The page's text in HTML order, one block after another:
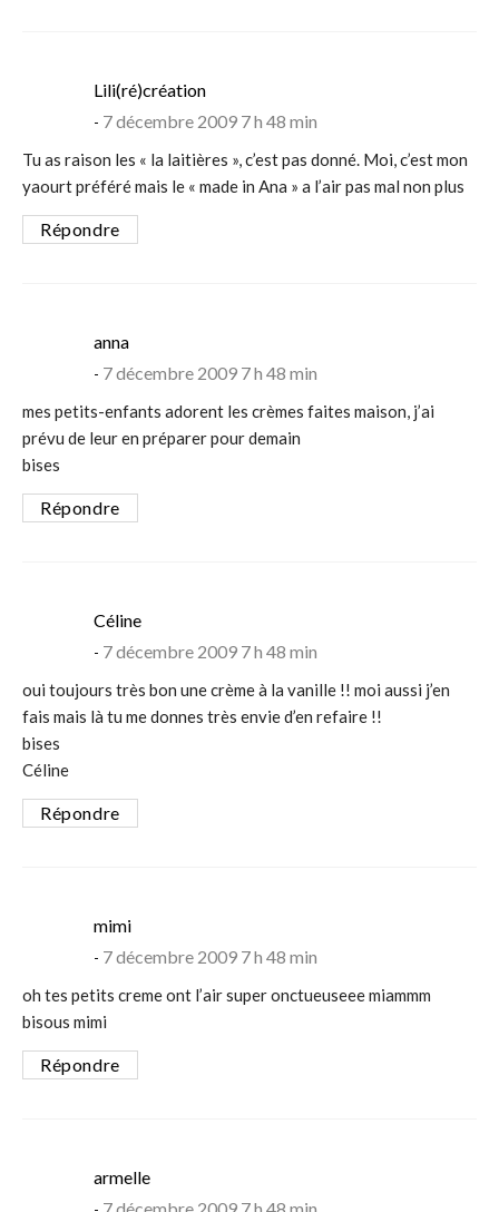
Lili(ré)créationsays:
7 décembre 2009 7 h 48 min
Tu as raison les « la laitières », c’est pas donné. Moi, c’est mon
yaourt préféré mais le « made in Ana » a l’air pas mal non plus
Répondre
annasays:
7 décembre 2009 7 h 48 min
mes petits-enfants adorent les crèmes faites maison, j’ai
prévu de leur en préparer pour demain
bises
Répondre
Célinesays:
7 décembre 2009 7 h 48 min
oui toujours très bon une crème à la vanille !! moi aussi j’en
fais mais là tu me donnes très envie d’en refaire !!
bises
Céline
Répondre
mimisays:
7 décembre 2009 7 h 48 min
oh tes petits creme ont l’air super onctueuseee miammm
bisous mimi
Répondre
armellesays: